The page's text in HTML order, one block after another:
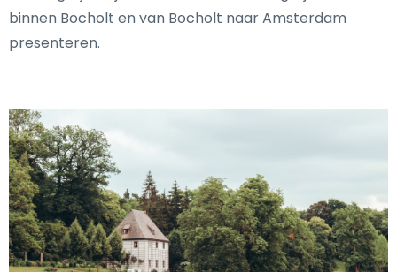
binnen Bocholt en van Bocholt naar Amsterdam
presenteren.